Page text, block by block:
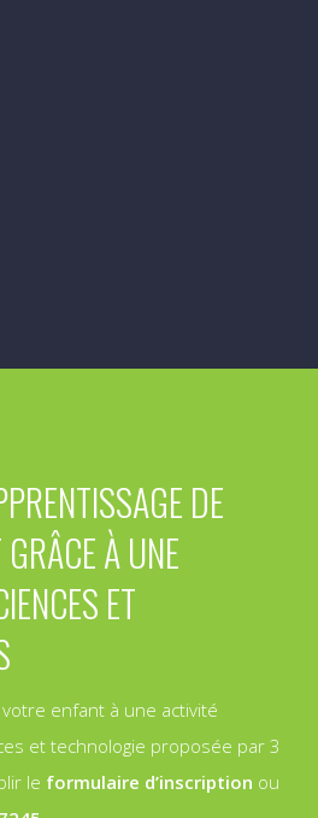
DE
À UNE
ET
enfant à une activité
et technologie proposée par 3
le formulaire d’inscription ou